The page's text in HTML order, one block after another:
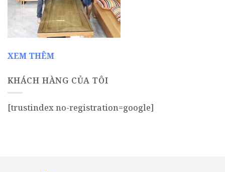
XEM THÊM
KHÁCH HÀNG CỦA TÔI
[trustindex no-registration=google]